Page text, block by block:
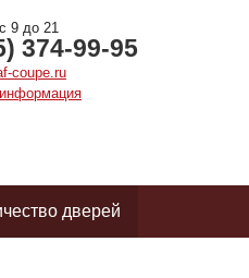
9 до 21
374-99-95
coupe.ru
информация
дверей